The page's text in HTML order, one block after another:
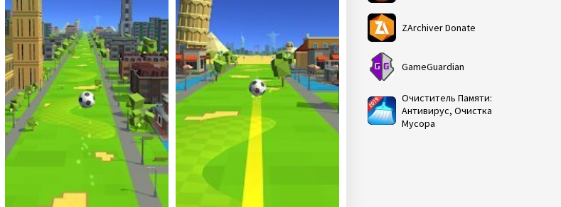
ZArchiver Donate
GameGuardian
Очиститель Памяти:
Антивирус, Очистка
Мусора